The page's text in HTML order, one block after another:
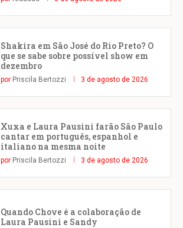
Shakira em São José do Rio Preto? O
que se sabe sobre possível show em
dezembro
por Priscila Bertozzi 3 de agosto de 2026
Xuxa e Laura Pausini farão São Paulo
cantar em português, espanhol e
italiano na mesma noite
por Priscila Bertozzi 3 de agosto de 2026
Quando Chove é a colaboração de
Laura Pausini e Sandy